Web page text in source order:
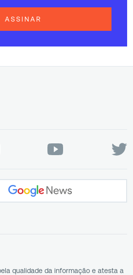
ASSINAR
qualidade da informação e atesta a